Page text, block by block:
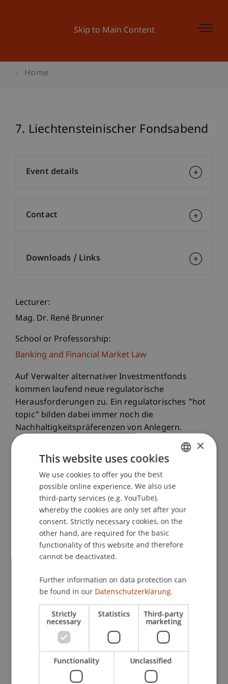
Skip to Main Content
Home
7. Liechtensteinischer Fondsabend
Lecturer:
Mag. Dr. René Brunner
School or Professorship:
Banking and Financial Market Law
Auf Verwalter alternativer Investmentfonds
kommen laufend neue regulatorische
Herausforderungen zu. Ein regulatorisches "hot
topic" bilden dabei immer noch die
Nachhaltigkeitspräferenzen von Anlegern.
So verpflichtet die Sustainable Finance Disclosure
Berater zu weitreichender Transparenz über
Nachhaltigkeitsrisiken und -auswirkungen (ESG)
verpflichtet. Damit dient die Verordnung
insbesondere auch der Bekämpfung von
Greenwashing. Jüngst hat die Europäische
Kommission einen Reformvorschlag vorgelegt,
der die SFDR von einer reinen
Produktregime mit Mindeststandards,
Ausschlüssen und einer verschlankten
Offenlegung weiterentwickeln soll.
Dieser Entwicklung trägt der 7. liechtensteinische
Fondsabend Rechnung. Er behandelt den
Schwerpunkt "SFDR 2.0". Als Referent dürfen wir
Mag. Dr. René Brunner von der Vereinigung
Event details
Contact
Downloads / Links
ENGLISH
×
This website uses cookies
We use cookies to offer you the best
possible online experience. We also use
third-party services (e.g. YouTube),
whereby the cookies are only set after your
consent. Strictly necessary cookies, on the
other hand, are required for the basic
functionality of this website and therefore
cannot be deactivated.
Further information on data protection can
be found in our Datenschutzerklärung.
Strictly
necessary
Statistics Third-party
marketing
Functionality Unclassified